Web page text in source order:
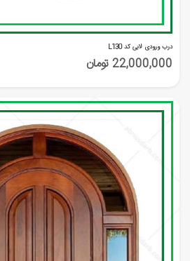
درب ورودی لابی کد L130
22,000,000 تومان